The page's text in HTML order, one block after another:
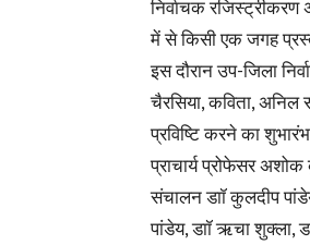
निर्वाचक रजिस्ट्रीकरण
में से किसी एक जगह
इस दौरान उप-जिला
चैरसिया, कविता, अनिल
प्रविष्टि करने का
प्राचार्य प्रोफेसर
संचालन डाॉ कुलदीप
पांडेय, डाॉ ऋचा शुक्ला,